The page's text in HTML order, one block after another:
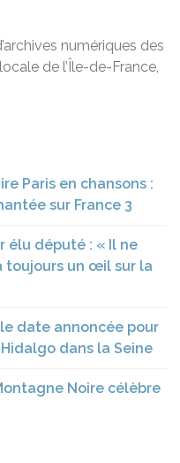
numériques des
de l’Île-de-France,
Paris en chansons :
sur France 3
élu député : « Il ne
toujours un œil sur la
date annoncée pour
dans la Seine
Noire célèbre